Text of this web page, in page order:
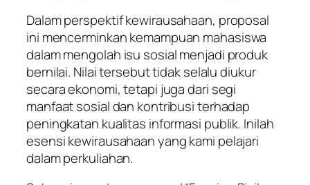
Dalam perspektif kewirausahaan, proposal
ini mencerminkan kemampuan mahasiswa
dalam mengolah isu sosial menjadi produk
bernilai. Nilai tersebut tidak selalu diukur
secara ekonomi, tetapi juga dari segi
manfaat sosial dan kontribusi terhadap
peningkatan kualitas informasi publik. Inilah
esensi kewirausahaan yang kami pelajari
dalam perkuliahan.